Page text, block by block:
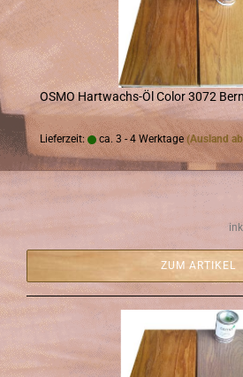
OSMO Hartwachs-​​Öl Color 3072
Lieferzeit: ca. 3 - 4 Werktage (Ausland
ZUM ARTIKEL